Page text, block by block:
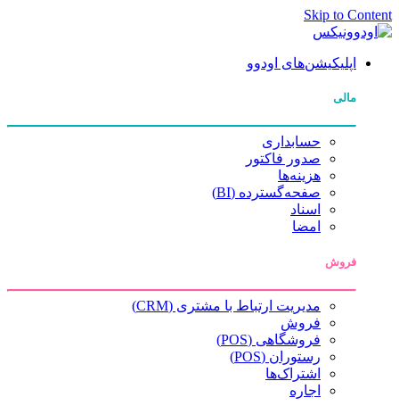
Skip to Content
اپلیکیشن‌های اودوو
مالی
حسابداری
صدور فاکتور
هزینه‌ها
صفحه‌گسترده (BI)
اسناد
امضا
فروش
مدیریت ارتباط با مشتری (CRM)
فروش
فروشگاهی (POS)
رستوران (POS)
اشتراک‌ها
اجاره